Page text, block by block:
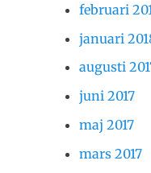
februari
januari
augusti
juni 2017
maj 2017
mars 2017